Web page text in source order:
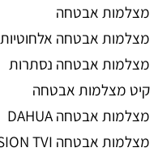
מצלמות אבטחה
מצלמות אבטחה אלחוטיות
מצלמות אבטחה נסתרות
קיט מצלמות אבטחה
מצלמות אבטחה DAHUA
מצלמות אבטחה HIKVISION TVI